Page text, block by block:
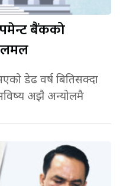
बैंकको
डेढ वर्ष बितिसक्दा
अझै अन्योलमै